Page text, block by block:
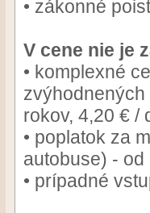
• zákonné
V cene nie je
• komplexné
rokov, 4,20 € /
• poplatok za
autobuse) - od
• prípadné